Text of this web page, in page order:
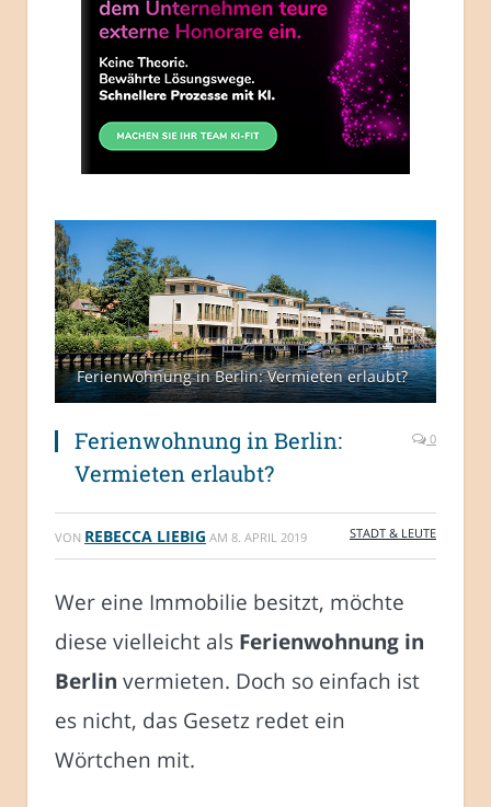
Ferienwohnung in Berlin: Vermieten erlaubt?
Ferienwohnung in Berlin:
Vermieten erlaubt?
0
VON REBECCA LIEBIG AM 8. APRIL 2019 STADT & LEUTE
Wer eine Immobilie besitzt, möchte
diese vielleicht als Ferienwohnung in
Berlin vermieten. Doch so einfach ist
es nicht, das Gesetz redet ein
Wörtchen mit.